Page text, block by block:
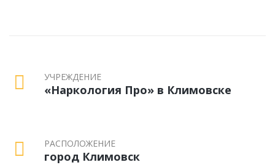
УЧРЕЖДЕНИЕ
«Наркология Про» в Климовске
РАСПОЛОЖЕНИЕ
город Климовск